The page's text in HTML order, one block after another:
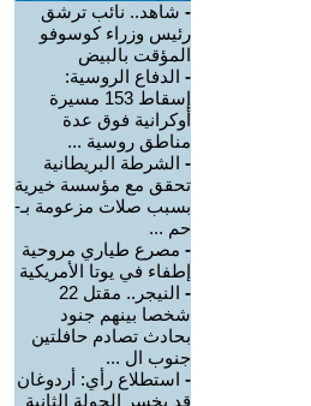
- شاهد.. نائب ترشق
رئيس وزراء كوسوفو
المؤقت بالبيض
- الدفاع الروسية:
إسقاط 153 مسيرة
أوكرانية فوق عدة
مناطق روسية ...
- الشرطة البريطانية
تحقق مع مؤسسة خيرية
بسبب صلات مزعومة بـ-
حم ...
- مصرع طياري مروحية
إطفاء في يوتا الأمريكية
-
النيجر.. مقتل 22
شخصا بينهم جنود
بحادث تصادم حافلتين
جنوب ال ...
- استطلاع رأي: أردوغان
قد يخسر الجولة الثانية